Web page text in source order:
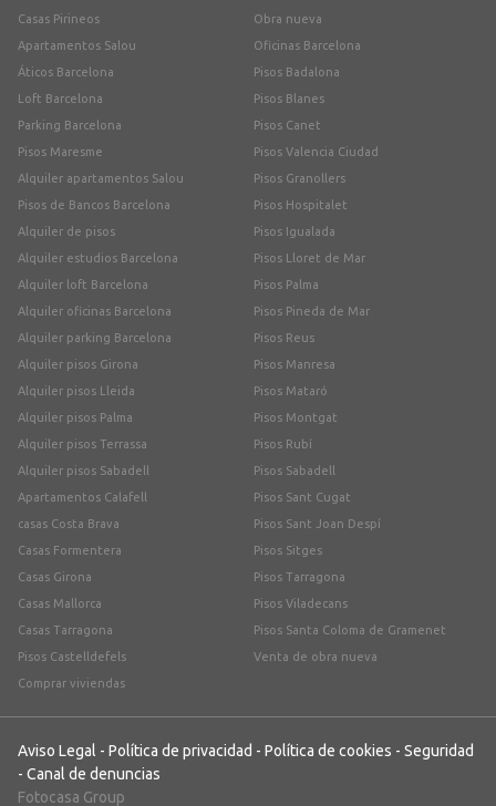
Casas Pirineos
Apartamentos Salou
Áticos Barcelona
Loft Barcelona
Parking Barcelona
Pisos Maresme
Alquiler apartamentos Salou
Pisos de Bancos Barcelona
Alquiler de pisos
Alquiler estudios Barcelona
Alquiler loft Barcelona
Alquiler oficinas Barcelona
Alquiler parking Barcelona
Alquiler pisos Girona
Alquiler pisos Lleida
Alquiler pisos Palma
Alquiler pisos Terrassa
Alquiler pisos Sabadell
Apartamentos Calafell
casas Costa Brava
Casas Formentera
Casas Girona
Casas Mallorca
Casas Tarragona
Pisos Castelldefels
Comprar viviendas
Obra nueva
Oficinas Barcelona
Pisos Badalona
Pisos Blanes
Pisos Canet
Pisos Valencia Ciudad
Pisos Granollers
Pisos Hospitalet
Pisos Igualada
Pisos Lloret de Mar
Pisos Palma
Pisos Pineda de Mar
Pisos Reus
Pisos Manresa
Pisos Mataró
Pisos Montgat
Pisos Rubí
Pisos Sabadell
Pisos Sant Cugat
Pisos Sant Joan Despí
Pisos Sitges
Pisos Tarragona
Pisos Viladecans
Pisos Santa Coloma de Gramenet
Venta de obra nueva
Aviso Legal - Política de privacidad - Política de cookies - Seguridad
- Canal de denuncias
Fotocasa Group